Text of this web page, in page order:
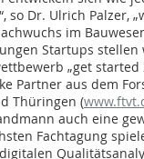
so Dr. Ulrich Palzer,
im
Startups
„get started
Partner aus dem
Thüringen (
auch eine
Fachtagung